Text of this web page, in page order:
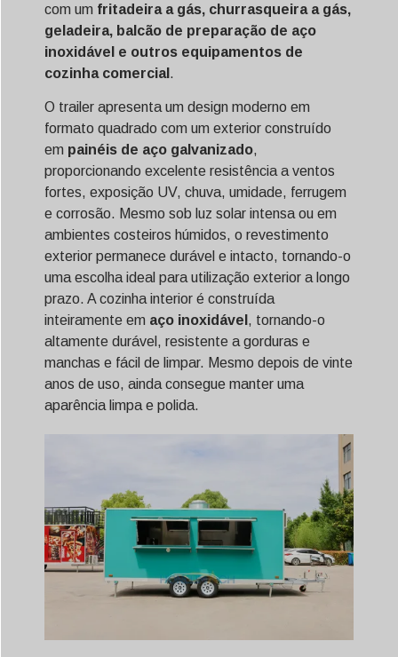
com um fritadeira a gás, churrasqueira a gás,
geladeira, balcão de preparação de aço
inoxidável e outros equipamentos de
cozinha comercial .
O trailer apresenta um design moderno em
formato quadrado com um exterior construído
em painéis de aço galvanizado,
proporcionando excelente resistência a ventos
fortes, exposição UV, chuva, umidade, ferrugem
e corrosão. Mesmo sob luz solar intensa ou em
ambientes costeiros húmidos, o revestimento
exterior permanece durável e intacto, tornando-o
uma escolha ideal para utilização exterior a longo
prazo. A cozinha interior é construída
inteiramente em aço inoxidável , tornando-o
altamente durável, resistente a gorduras e
manchas e fácil de limpar. Mesmo depois de vinte
anos de uso, ainda consegue manter uma
aparência limpa e polida.